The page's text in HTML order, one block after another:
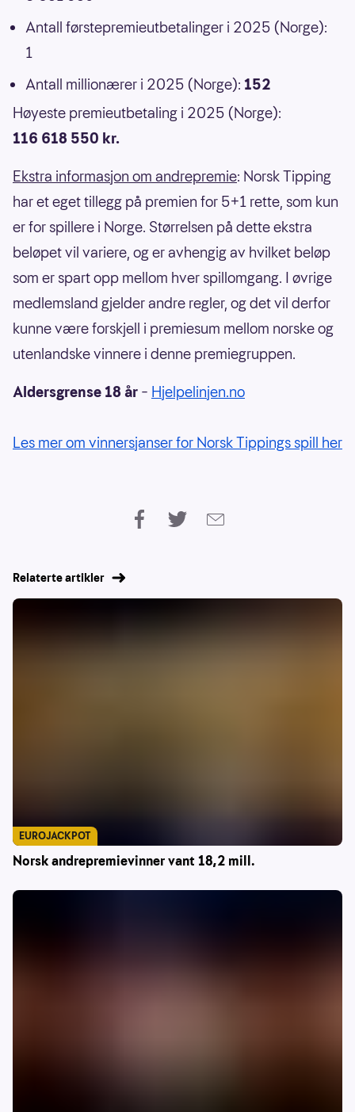
Antall førstepremieutbetalinger i 2025 (Norge):
1
Antall millionærer i 2025 (Norge): 152
Høyeste premieutbetaling i 2025 (Norge):
116 618 550 kr.
Ekstra informasjon om andrepremie: Norsk Tipping
har et eget tillegg på premien for 5+1 rette, som kun
er for spillere i Norge. Størrelsen på dette ekstra
beløpet vil variere, og er avhengig av hvilket beløp
som er spart opp mellom hver spillomgang. I øvrige
medlemsland gjelder andre regler, og det vil derfor
kunne være forskjell i premiesum mellom norske og
utenlandske vinnere i denne premiegruppen.
Aldersgrense 18 år – Hjelpelinjen.no
Les mer om vinnersjanser for Norsk Tippings spill her
Relaterte artikler
Norsk andrepremievinner vant 18,2 mill.
EUROJACKPOT